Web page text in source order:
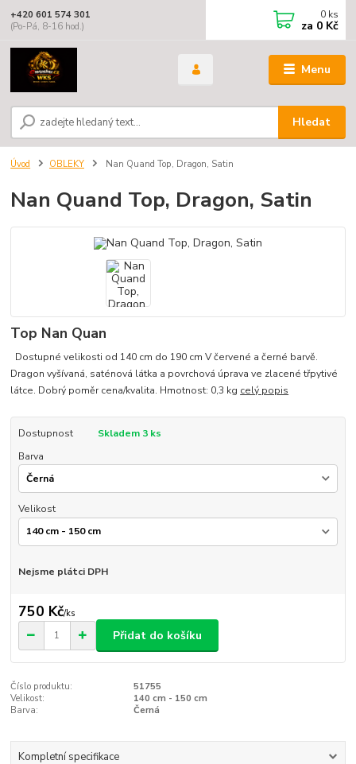
Menu
Hledat
+420 601 574 301
(Po-Pá, 8-16 hod.)
0 ks
za 0 Kč
Úvod OBLEKY Nan Quand Top, Dragon, Satin
Nan Quand Top, Dragon, Satin
Top Nan Quan
Dostupné velikosti od 140 cm do 190 cm V červené a černé barvě.
Dragon vyšívaná, saténová látka a povrchová úprava ve zlacené třpytivé
látce. Dobrý poměr cena/kvalita. Hmotnost: 0,3 kg celý popis
Dostupnost
Skladem 3 ks
Barva
Velikost
Nejsme plátci DPH
750 Kč/ks
Přidat do košíku
Číslo produktu:
51755
Velikost:
140 cm - 150 cm
Barva:
Černá
Kompletní specifikace